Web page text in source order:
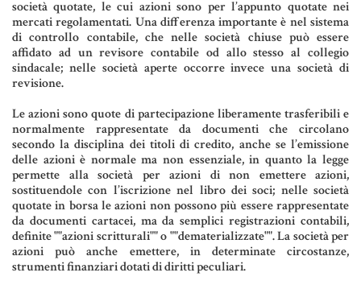
AZIENDA & SOCIETÀ
ENTI NO-PROFIT
LEASING
Materiale Giuridico
società quotate, le cui azioni sono per l’appunto quotate nei
mercati regolamentati. Una differenza importante è nel sistema
di controllo contabile, che nelle società chiuse può essere
affidato ad un revisore contabile od allo stesso al collegio
sindacale; nelle società aperte occorre invece una società di
revisione.
Le azioni sono quote di partecipazione liberamente trasferibili e
normalmente rappresentate da documenti che circolano
secondo la disciplina dei titoli di credito, anche se l’emissione
delle azioni è normale ma non essenziale, in quanto la legge
permette alla società per azioni di non emettere azioni,
sostituendole con l’iscrizione nel libro dei soci; nelle società
quotate in borsa le azioni non possono più essere rappresentate
da documenti cartacei, ma da semplici registrazioni contabili,
definite ""azioni scritturali"" o ""dematerializzate"". La società per
azioni può anche emettere, in determinate circostanze,
strumenti finanziari dotati di diritti peculiari.